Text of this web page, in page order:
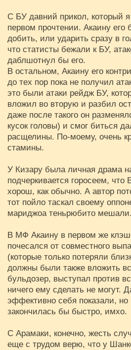
С БУ давний прикол, который
первом прочтении. Акаину его
добить, или ударить сразу в
что статисты бежали к БУ,
даблшотнул бы его.
В остальном, Акаину его
до тех пор пока не получил
это были атаки рейдж БУ,
вложил во вторую и разбил
даже после такого он
кусок головы) и смог биться
расщелины. По-моему, очень
стамины.
У Кизару была личная драма
подчеркивается горосеем, что
хорош, как обычно. А автор
тот пойло таскал своему
мариджоа теньрюбито мешали.
В МФ Акаину в первом же
почесался от совместного
(которые только потеряли
должны были также вложить
бульдозер, выступал против
ничего ему сделать не могут.
эффективно себя показали, но
закончилась бы быстро, имхо.
С Арамаки, конечно, жесть
еще с трудом верю, что у